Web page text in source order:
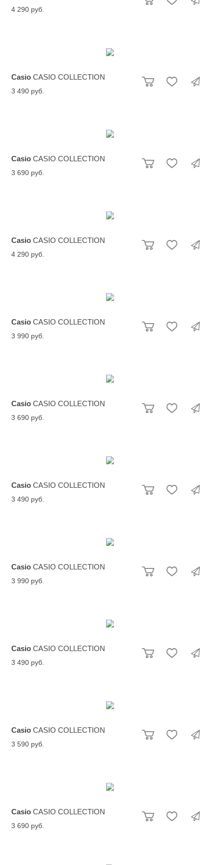
4 290 руб.
Casio CASIO COLLECTION
3 490 руб.
Casio CASIO COLLECTION
3 690 руб.
Casio CASIO COLLECTION
4 290 руб.
Casio CASIO COLLECTION
3 990 руб.
Casio CASIO COLLECTION
3 690 руб.
Casio CASIO COLLECTION
3 490 руб.
Casio CASIO COLLECTION
3 990 руб.
Casio CASIO COLLECTION
3 490 руб.
Casio CASIO COLLECTION
3 590 руб.
Casio CASIO COLLECTION
3 690 руб.